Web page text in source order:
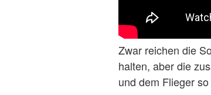
Zwar reichen die
halten, aber die
und dem Flieger